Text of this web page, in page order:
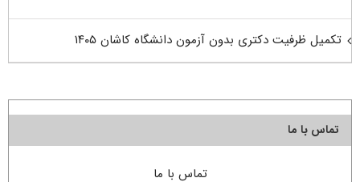
تکمیل ظرفیت دکتری بدون آزمون دانشگاه کاشان ۱۴۰۵
تماس با ما
تماس با ما